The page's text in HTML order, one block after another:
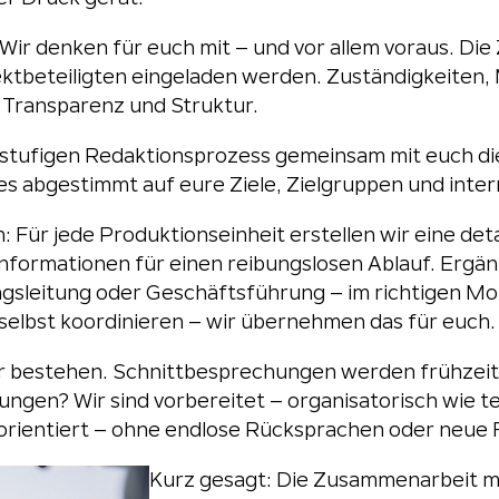
denken für euch mit – und vor allem voraus.
eingeladen werden.
und Struktur.
Redaktionsprozess gemeinsam mit euch
abgestimmt auf eure Ziele, Zielgruppen und
Für jede Produktionseinheit erstellen wir eine
für einen reibungslosen Ablauf.
oder Geschäftsführung – im richtigen
koordinieren – wir übernehmen das für euch.
Schnittbesprechungen werden
Wir sind vorbereitet – organisatorisch wie
– ohne endlose Rücksprachen oder neue
Kurz gesagt: Die Zusammenarbeit